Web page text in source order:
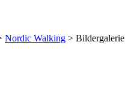
Nordic Walking > Bildergalerie